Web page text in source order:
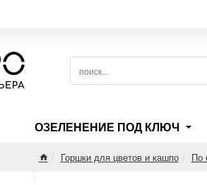
поиск...
ОЗЕЛЕНЕНИЕ ПОД КЛЮЧ
Горшки для цветов и кашпо По